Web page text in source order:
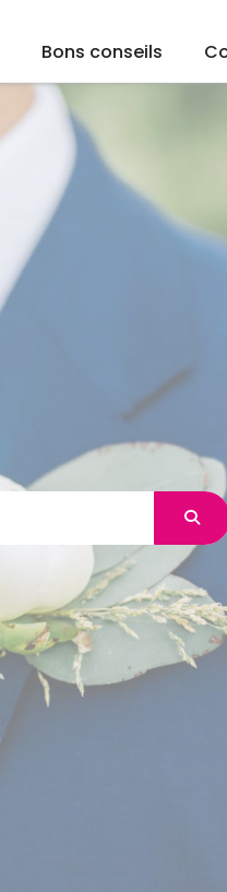
Bons conseils